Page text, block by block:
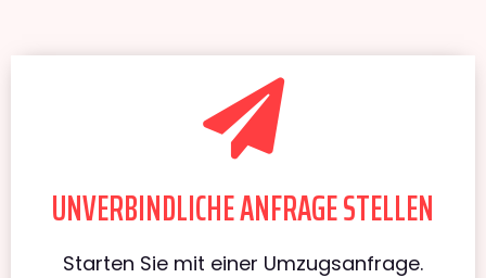
UNVERBINDLICHE ANFRAGE STELLEN
Starten Sie mit einer Umzugsanfrage.